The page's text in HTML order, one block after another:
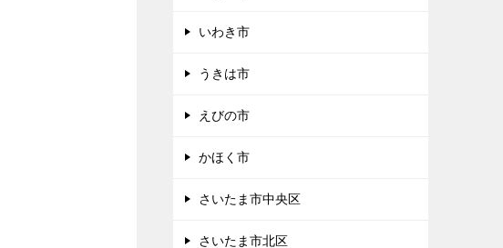
いわき市
うきは市
えびの市
かほく市
さいたま市中央区
さいたま市北区